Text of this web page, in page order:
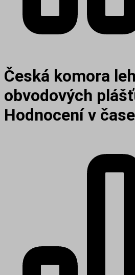
Česká komora
obvodových
Hodnocení v čase